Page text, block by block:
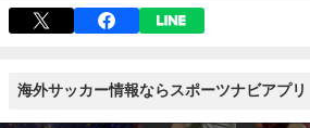
海外サッカー情報ならスポーツナビアプリ